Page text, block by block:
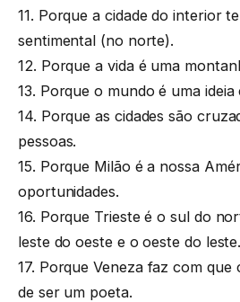
11. Porque a cidade do interior
sentimental (no norte).
12. Porque a vida é uma
13. Porque o mundo é uma
14. Porque as cidades são
pessoas.
15. Porque Milão é a nossa
oportunidades.
16. Porque Trieste é o sul do
leste do oeste e o oeste do leste.
17. Porque Veneza faz com
de ser um poeta.